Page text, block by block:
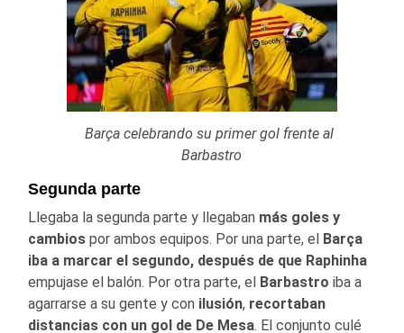
Barça celebrando su primer gol frente al
Barbastro
Segunda parte
Llegaba la segunda parte y llegaban más goles y
cambios por ambos equipos. Por una parte, el Barça
iba a marcar el segundo, después de que Raphinha
empujase el balón. Por otra parte, el Barbastro iba a
agarrarse a su gente y con ilusión, recortaban
distancias con un gol de De Mesa. El conjunto culé